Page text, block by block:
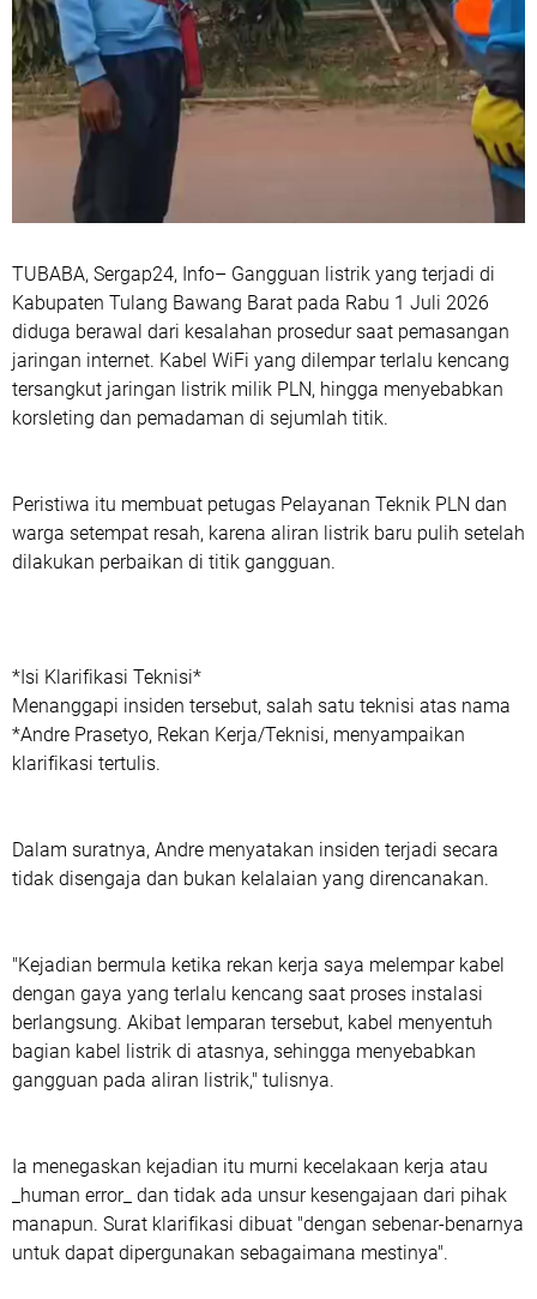
TUBABA, Sergap24, Info– Gangguan listrik yang terjadi di
Kabupaten Tulang Bawang Barat pada Rabu 1 Juli 2026
diduga berawal dari kesalahan prosedur saat pemasangan
jaringan internet. Kabel WiFi yang dilempar terlalu kencang
tersangkut jaringan listrik milik PLN, hingga menyebabkan
korsleting dan pemadaman di sejumlah titik.
Peristiwa itu membuat petugas Pelayanan Teknik PLN dan
warga setempat resah, karena aliran listrik baru pulih setelah
dilakukan perbaikan di titik gangguan.
*Isi Klarifikasi Teknisi*
Menanggapi insiden tersebut, salah satu teknisi atas nama
*Andre Prasetyo, Rekan Kerja/Teknisi, menyampaikan
klarifikasi tertulis.
Dalam suratnya, Andre menyatakan insiden terjadi secara
tidak disengaja dan bukan kelalaian yang direncanakan.
"Kejadian bermula ketika rekan kerja saya melempar kabel
dengan gaya yang terlalu kencang saat proses instalasi
berlangsung. Akibat lemparan tersebut, kabel menyentuh
bagian kabel listrik di atasnya, sehingga menyebabkan
gangguan pada aliran listrik," tulisnya.
Ia menegaskan kejadian itu murni kecelakaan kerja atau
_human error_ dan tidak ada unsur kesengajaan dari pihak
manapun. Surat klarifikasi dibuat "dengan sebenar-benarnya
untuk dapat dipergunakan sebagaimana mestinya".